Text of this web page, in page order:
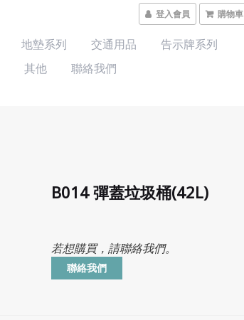
登入會員 購物車
地墊系列 交通用品
告示牌系列
其他 聯絡我們
B014 彈蓋垃圾桶(42L)
若想購買，請聯絡我們。
聯絡我們